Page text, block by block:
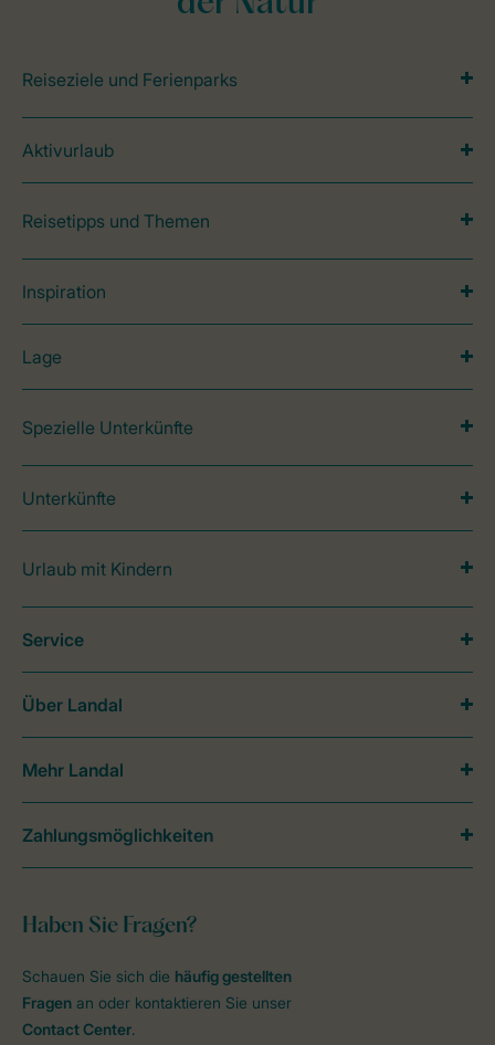
Reiseziele und Ferienparks
Aktivurlaub
Reisetipps und Themen
Inspiration
Lage
Spezielle Unterkünfte
Unterkünfte
Urlaub mit Kindern
Haben Sie Fragen?
Schauen Sie sich die häufig gestellten
Fragen an oder kontaktieren Sie unser
Contact Center.
Service
Über Landal
Mehr Landal
Zahlungsmöglichkeiten